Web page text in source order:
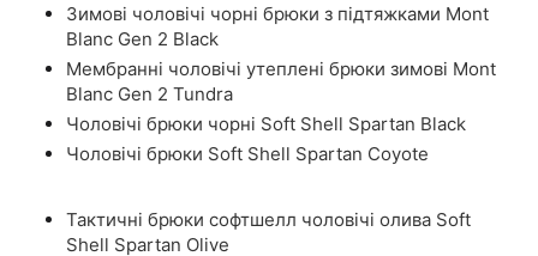
Зимові чоловічі чорні брюки з підтяжками Mont
Blanc Gen 2 Black
Мембранні чоловічі утеплені брюки зимові Mont
Blanc Gen 2 Tundra
Чоловічі брюки чорні Soft Shell Spartan Black
Чоловічі брюки Soft Shell Spartan Coyote
Тактичні брюки софтшелл чоловічі олива Soft
Shell Spartan Olive